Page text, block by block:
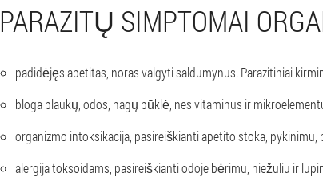
PARAZITŲ SIMPTOMAI
padidėjęs apetitas, noras valgyti saldumynus. Parazitiniai
bloga plaukų, odos, nagų būklė, nes vitaminus ir
organizmo intoksikacija, pasireiškianti apetito stoka,
alergija toksoidams, pasireiškianti odoje bėrimu, niežuliu ir